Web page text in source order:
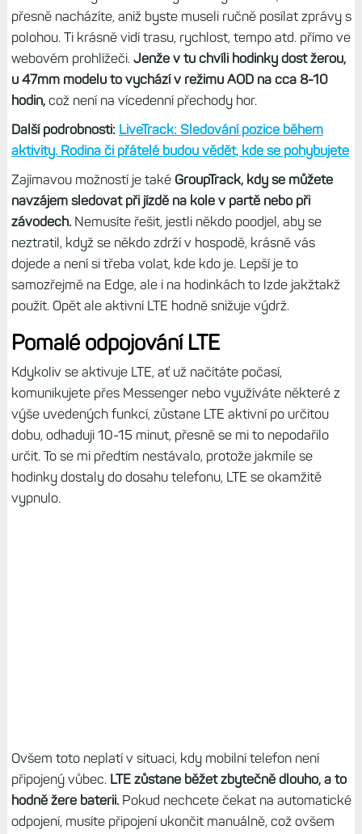
přesně nacházíte, aniž byste museli ručně posílat zprávy s
polohou. Ti krásně vidí trasu, rychlost, tempo atd. přímo ve
webovém prohlížeči. Jenže v tu chvíli hodinky dost žerou,
u 47mm modelu to vychází v režimu AOD na cca 8-10
hodin,což není na vícedenní přechody hor.
Další podrobnosti: LiveTrack: Sledování pozice během
aktivity. Rodina či přátelé budou vědět, kde se pohybujete
Zajímavou možností je také GroupTrack, kdy se můžete
navzájem sledovat při jízdě na kole v partě nebo při
závodech.Nemusíte řešit, jestli někdo poodjel, aby se
neztratil, když se někdo zdrží v hospodě, krásně vás
dojede a není si třeba volat, kde kdo je. Lepší je to
samozřejmě na Edge, ale i na hodinkách to lzde jakžtakž
použít. Opět ale aktivní LTE hodně snižuje výdrž.
Pomalé odpojování LTE
Kdykoliv se aktivuje LTE, ať už načítáte počasí,
komunikujete přes Messenger nebo využíváte některé z
výše uvedených funkcí, zůstane LTE aktivní po určitou
dobu, odhaduji 10-15 minut, přesně se mi to nepodařilo
určit. To se mi předtím nestávalo, protože jakmile se
hodinky dostaly do dosahu telefonu, LTE se okamžitě
vypnulo.
Ovšem toto neplatí v situaci, kdy mobilní telefon není
připojený vůbec. LTE zůstane běžetzbytečně dlouho, a to
hodně žere baterii.Pokud nechcete čekat na automatické
odpojení, musíte připojení ukončit manuálně, což ovšem